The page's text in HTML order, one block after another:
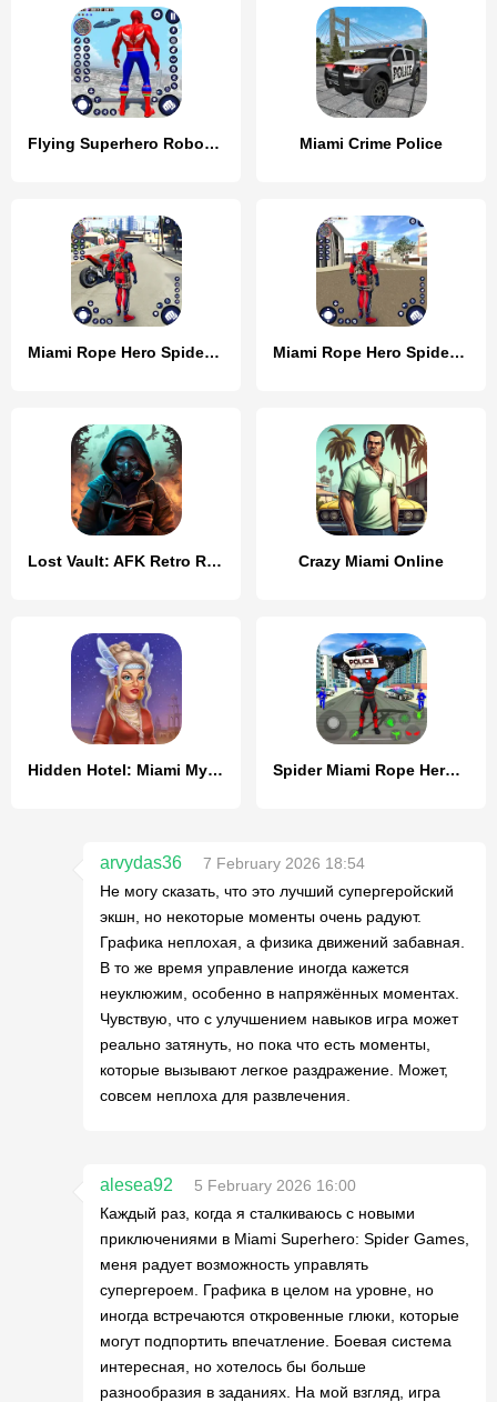
Flying Superhero Robot Games Miami Crime Police
Miami Rope Hero Spider Game 2 Miami Rope Hero Spider Game
Lost Vault: AFK Retro RPG Crazy Miami Online
Hidden Hotel: Miami Mystery Spider Miami Rope Hero Ninja
arvydas36
7 February 2026 18:54
Не могу сказать, что это лучший супергеройский
экшн, но некоторые моменты очень радуют.
Графика неплохая, а физика движений забавная.
В то же время управление иногда кажется
неуклюжим, особенно в напряжённых моментах.
Чувствую, что с улучшением навыков игра может
реально затянуть, но пока что есть моменты,
которые вызывают легкое раздражение. Может,
совсем неплоха для развлечения.
alesea92
5 February 2026 16:00
Каждый раз, когда я сталкиваюсь с новыми
приключениями в Miami Superhero: Spider Games,
меня радует возможность управлять
супергероем. Графика в целом на уровне, но
иногда встречаются откровенные глюки, которые
могут подпортить впечатление. Боевая система
интересная, но хотелось бы больше
разнообразия в заданиях. На мой взгляд, игра